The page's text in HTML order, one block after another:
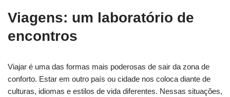
Viagens: um laboratório de
encontros
Viajar é uma das formas mais poderosas de sair da zona de
conforto. Estar em outro país ou cidade nos coloca diante de
culturas, idiomas e estilos de vida diferentes. Nessas situações,